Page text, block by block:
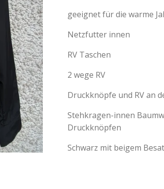
geeignet für die warme
Netzfutter innen
RV Taschen
2 wege RV
Druckknöpfe und RV an
Stehkragen-innen
Druckknöpfen
Schwarz mit beigem